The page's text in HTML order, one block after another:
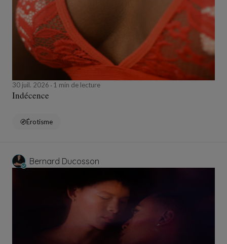
30 juil. 2026 1 min de lecture
Indécence
Érotisme
Bernard Ducosson